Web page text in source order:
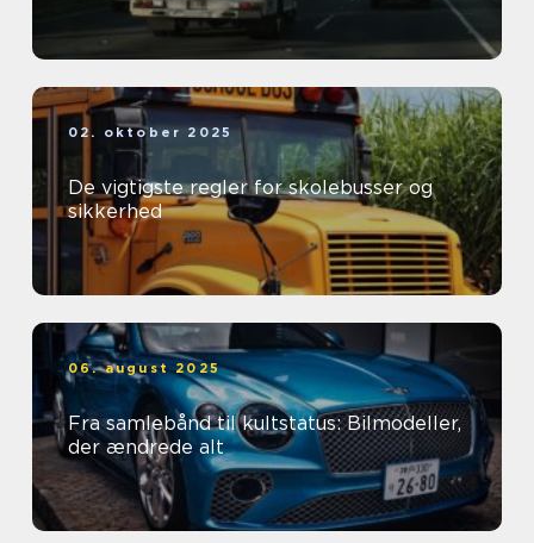
02. oktober 2025
De vigtigste regler for skolebusser og
sikkerhed
06. august 2025
Fra samlebånd til kultstatus: Bilmodeller,
der ændrede alt